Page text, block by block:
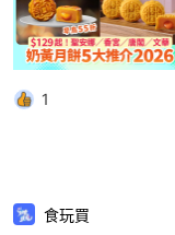
1
食玩買